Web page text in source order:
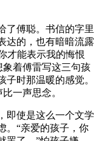
了傅聪。书信的字里
达的，也有暗暗流露
才能表示我的悔恨
象着傅雷写这三句孩
时那温暖的感觉。
一声思念。
即使是这么一个文学
。“亲爱的孩子，你